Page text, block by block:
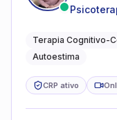
o
Terapia Cognitivo-
Autoestima
CRP ativo